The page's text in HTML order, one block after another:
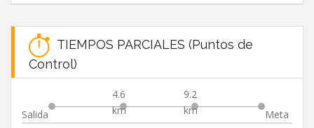
TIEMPOS PARCIALES (Puntos de
Control)
Salida
4.6
km
9.2
km
Meta